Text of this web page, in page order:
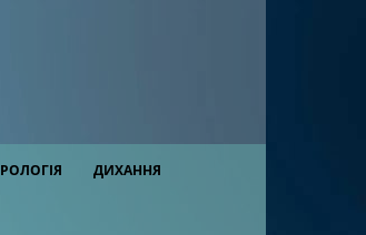
ДИХАННЯ